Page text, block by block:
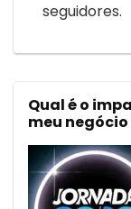
seguidores.
Qual é o
meu